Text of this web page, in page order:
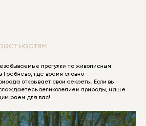
прогулки по живописным
Гребнево, где время словно
открывает свои секреты. Если вы
великолепием природы, наше
раем для вас!